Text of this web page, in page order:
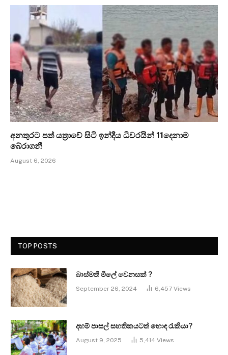
අනතුරට පත් යත්‍රාවේ සිටි ඉන්දීය ධීවරයින් 11දෙනාම
බේරාගනී
August 6, 2026
TOP POSTS
බාස්මතී මිලේ වෙනසක් ?
September 26, 2024 6,457 Views
දහම් පාසල් සහතිකයටත් හොඳ රැකියා?
August 9, 2025 5,414 Views